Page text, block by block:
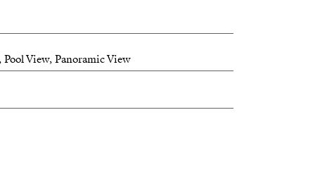
View, Panoramic View